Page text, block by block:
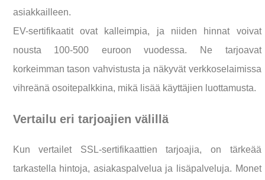
asiakkailleen.
EV-sertifikaatit ovat kalleimpia, ja niiden hinnat voivat
nousta 100-500 euroon vuodessa. Ne tarjoavat
korkeimman tason vahvistusta ja näkyvät verkkoselaimissa
vihreänä osoitepalkkina, mikä lisää käyttäjien luottamusta.
Vertailu eri tarjoajien välillä
Kun vertailet SSL-sertifikaattien tarjoajia, on tärkeää
tarkastella hintoja, asiakaspalvelua ja lisäpalveluja. Monet